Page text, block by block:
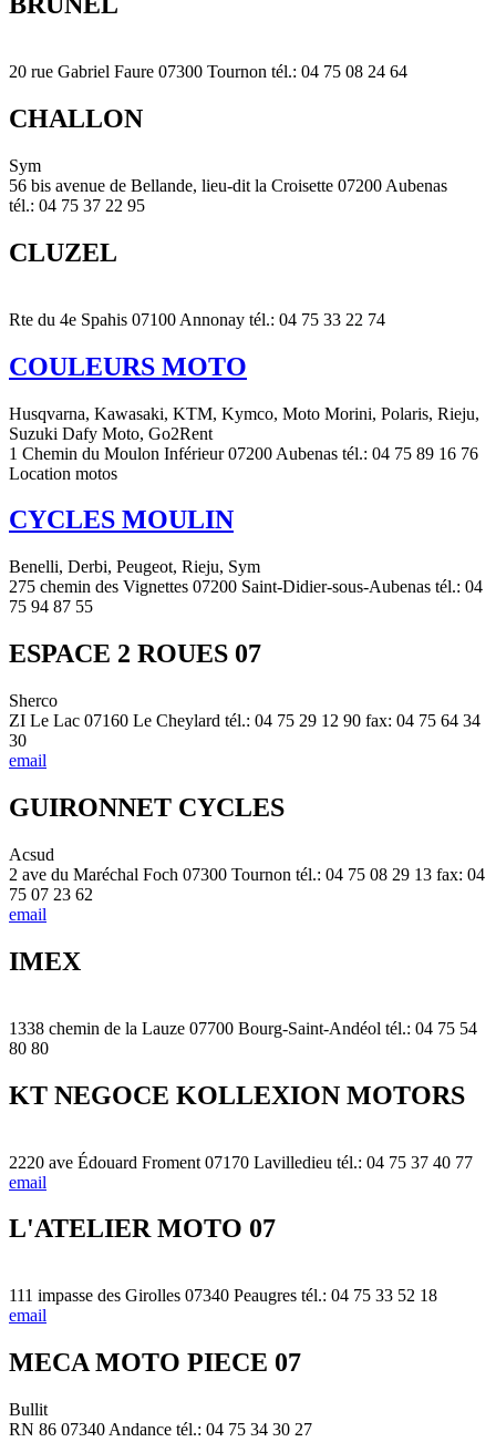
20 rue Gabriel Faure 07300 Tournon tél.: 04 75 08 24 64
CHALLON
Sym
56 bis avenue de Bellande, lieu-dit la Croisette 07200 Aubenas
tél.: 04 75 37 22 95
CLUZEL
Rte du 4e Spahis 07100 Annonay tél.: 04 75 33 22 74
COULEURS MOTO
Husqvarna, Kawasaki, KTM, Kymco, Moto Morini, Polaris, Rieju,
Suzuki Dafy Moto, Go2Rent
1 Chemin du Moulon Inférieur 07200 Aubenas tél.: 04 75 89 16 76
Location motos
CYCLES MOULIN
Benelli, Derbi, Peugeot, Rieju, Sym
275 chemin des Vignettes 07200 Saint-Didier-sous-Aubenas tél.: 04
75 94 87 55
ESPACE 2 ROUES 07
Sherco
ZI Le Lac 07160 Le Cheylard tél.: 04 75 29 12 90 fax: 04 75 64 34
30
email
GUIRONNET CYCLES
Acsud
2 ave du Maréchal Foch 07300 Tournon tél.: 04 75 08 29 13 fax: 04
75 07 23 62
email
IMEX
1338 chemin de la Lauze 07700 Bourg-Saint-Andéol tél.: 04 75 54
80 80
KT NEGOCE KOLLEXION MOTORS
2220 ave Édouard Froment 07170 Lavilledieu tél.: 04 75 37 40 77
email
L'ATELIER MOTO 07
111 impasse des Girolles 07340 Peaugres tél.: 04 75 33 52 18
email
MECA MOTO PIECE 07
Bullit
RN 86 07340 Andance tél.: 04 75 34 30 27